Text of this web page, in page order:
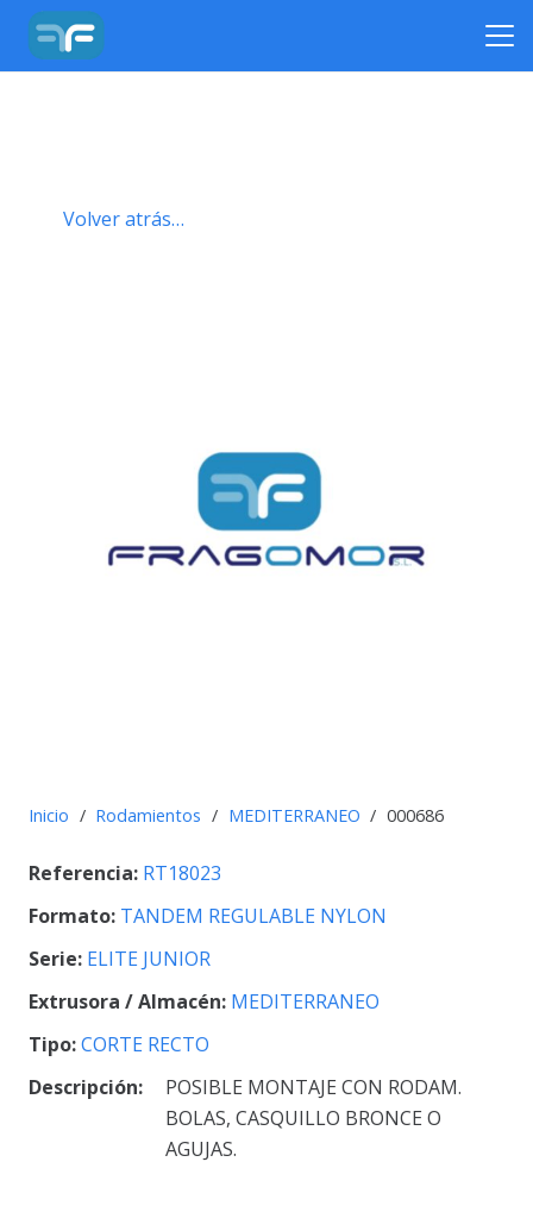
Volver atrás…
Inicio / Rodamientos / MEDITERRANEO / 000686
Referencia: RT18023
Formato: TANDEM REGULABLE NYLON
Serie: ELITE JUNIOR
Extrusora / Almacén: MEDITERRANEO
Tipo:CORTE RECTO
Descripción:
POSIBLE MONTAJE CON RODAM.
BOLAS, CASQUILLO BRONCE O
AGUJAS.